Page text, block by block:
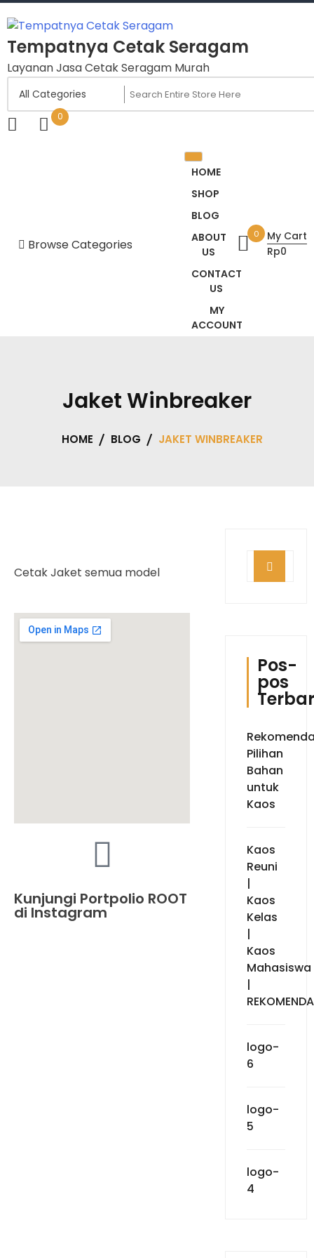
Tempatnya Cetak Seragam
Layanan Jasa Cetak Seragam Murah
0
Browse Categories
Varian Seragam
HOME
SHOP
BLOG
ABOUT
US
CONTACT
US
MY
ACCOUNT
0
My Cart
Rp0
Jaket Winbreaker
HOME BLOG JAKET WINBREAKER
Cetak Jaket semua model
Kunjungi Portpolio ROOT
di Instagram
Pos-
pos
Pilihan
Bahan
untuk
Kaos
Kaos
Reuni
|
Kaos
Kelas
|
Kaos
Mahasiswa
|
logo-
6
logo-
5
logo-
4